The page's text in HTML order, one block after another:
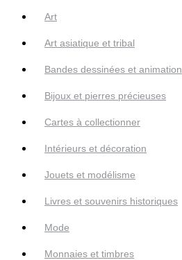
Art
Art asiatique et tribal
Bandes dessinées et animation
Bijoux et pierres précieuses
Cartes à collectionner
Intérieurs et décoration
Jouets et modélisme
Livres et souvenirs historiques
Mode
Monnaies et timbres